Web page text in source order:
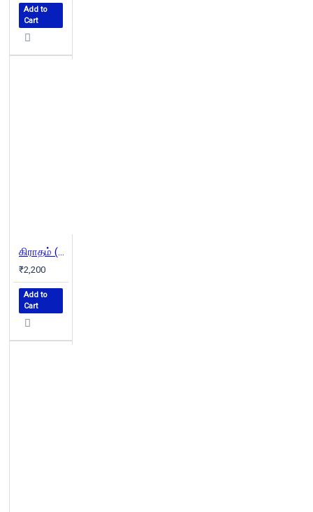
Add to
Cart
கிராதம் (வெண்முரசு நாவல்-12)
₹2,200
Add to
Cart